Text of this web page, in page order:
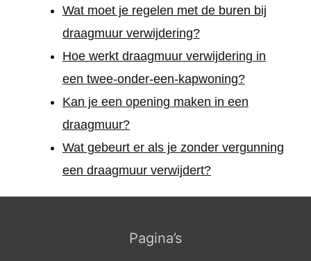
Wat moet je regelen met de buren bij
draagmuur verwijdering?
Hoe werkt draagmuur verwijdering in
een twee-onder-een-kapwoning?
Kan je een opening maken in een
draagmuur?
Wat gebeurt er als je zonder vergunning
een draagmuur verwijdert?
Pagina’s